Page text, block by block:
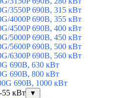
3550P 690В, 315 кВт
4000P 690В, 355 кВт
4500P 690В, 400 кВт
5000P 690В, 450 кВт
5600P 690В, 500 кВт
6300P 690В, 560 кВт
690В, 630 кВт
690В, 800 кВт
690В, 1000 кВт
кВт
▼